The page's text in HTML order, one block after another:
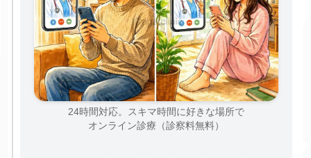
24時間対応。スキマ時間に好きな場所で
オンライン診療（診察料無料）